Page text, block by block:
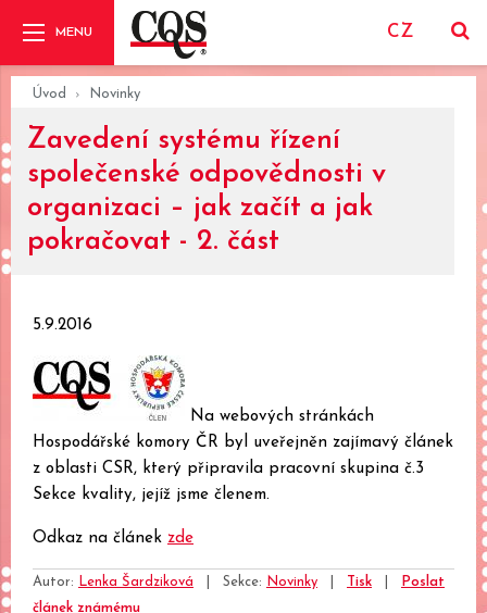
CZ
Úvod Novinky
Zavedení systému řízení
společenské odpovědnosti v
organizaci – jak začít a jak
pokračovat - 2. část
5.9.2016
Na webových stránkách
Hospodářské komory ČR byl uveřejněn zajímavý článek
z oblasti CSR, který připravila pracovní skupina č.3
Sekce kvality, jejíž jsme členem.
Odkaz na článek zde
Autor: Lenka Šardziková Sekce: Novinky Tisk
Poslat
článek známému